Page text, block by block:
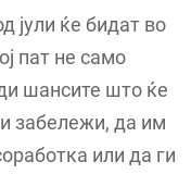
јули ќе бидат во
пат не само
шансите што ќе
забележи, да им
или да ги